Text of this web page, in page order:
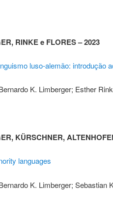
RINKE e FLORES – 2023
luso-alemão: introdução
K. Limberger; Esther
KÜRSCHNER,
languages
K. Limberger; Sebastian